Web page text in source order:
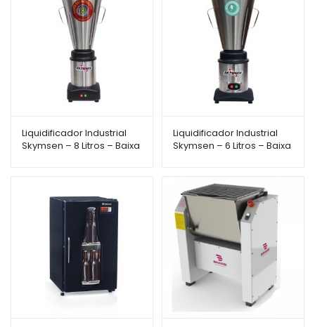
Liquidificador Industrial
Skymsen – 8 Litros – Baixa
Liquidificador Industrial
Skymsen – 6 Litros – Baixa